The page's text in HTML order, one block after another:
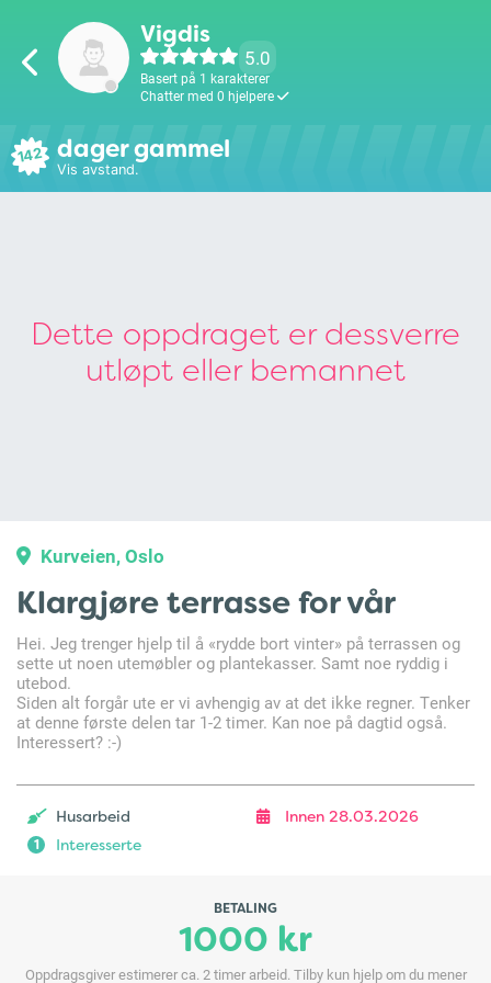
Vigdis
5.0
Basert på 1 karakterer
Chatter med 0 hjelpere
142 dager gammel
Vis avstand.
Dette oppdraget er dessverre
utløpt eller bemannet
Kurveien, Oslo
Klargjøre terrasse for vår
Hei. Jeg trenger hjelp til å «rydde bort vinter» på terrassen og
sette ut noen utemøbler og plantekasser. Samt noe ryddig i
utebod.
Siden alt forgår ute er vi avhengig av at det ikke regner. Tenker
at denne første delen tar 1-2 timer. Kan noe på dagtid også.
Interessert? :-)
Husarbeid Innen 28.03.2026
1 Interesserte
BETALING
1000 kr
Oppdragsgiver estimerer ca. 2 timer arbeid. Tilby kun hjelp om du mener